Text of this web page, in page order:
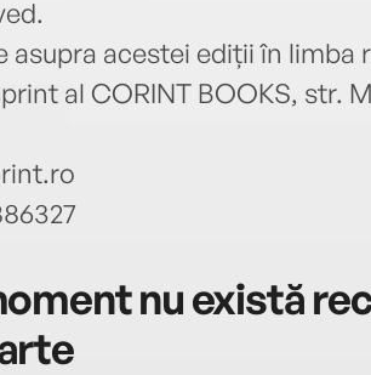
asupra acestei ediții în limba
al CORINT BOOKS, str.
nu există